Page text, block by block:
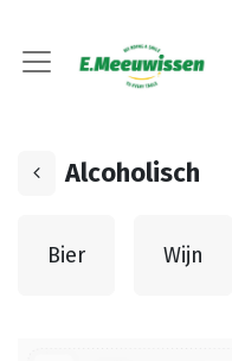
Alcoholisch
Bier Wijn